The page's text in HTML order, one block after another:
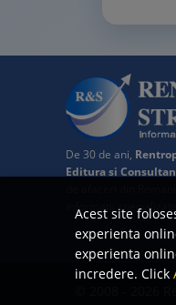
Acest site
experienta
experienta
incredere. Click
De 30 de ani,
Editura si
informatii specializate.